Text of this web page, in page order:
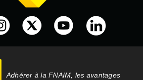
Adhérer à la FNAIM, les avantages